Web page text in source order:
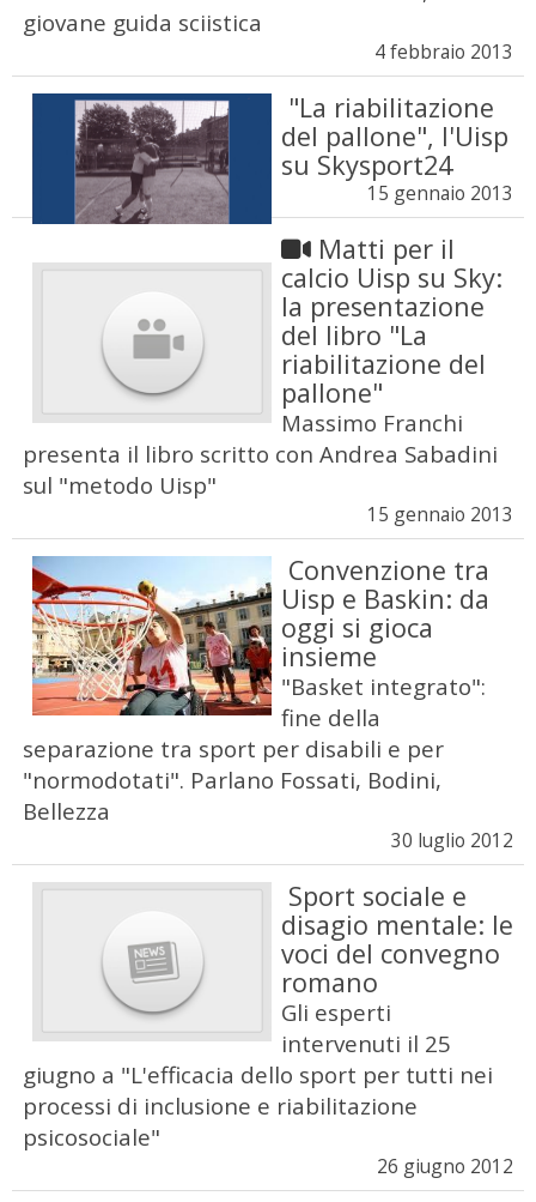
giovane guida sciistica
4 febbraio 2013
"La riabilitazione
del pallone", l'Uisp
su Skysport24
15 gennaio 2013
Matti per il
calcio Uisp su Sky:
la presentazione
del libro "La
riabilitazione del
pallone"
Massimo Franchi
presenta il libro scritto con Andrea Sabadini
sul "metodo Uisp"
15 gennaio 2013
Convenzione tra
Uisp e Baskin: da
oggi si gioca
insieme
"Basket integrato":
fine della
separazione tra sport per disabili e per
"normodotati". Parlano Fossati, Bodini,
Bellezza
30 luglio 2012
Sport sociale e
disagio mentale: le
voci del convegno
romano
Gli esperti
intervenuti il 25
giugno a "L'efficacia dello sport per tutti nei
processi di inclusione e riabilitazione
psicosociale"
26 giugno 2012